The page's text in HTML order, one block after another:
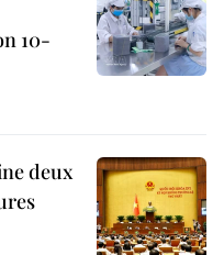
10-
deux